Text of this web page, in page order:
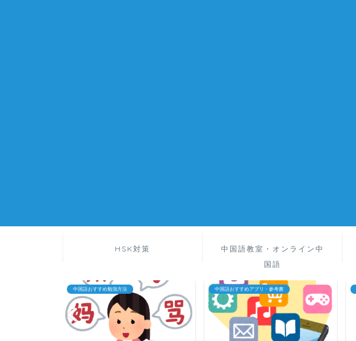
HSK対策
中国語教室・オンライン中
国語
中国語おすすめ勉強方法 中国語おすすめアプリ・参考書